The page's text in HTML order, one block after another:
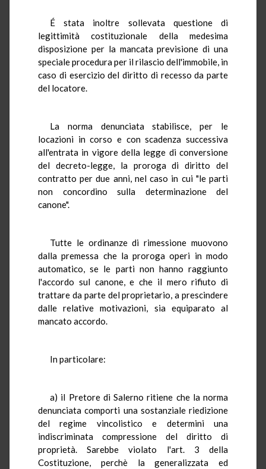
É stata inoltre sollevata questione di
legittimità costituzionale della medesima
disposizione per la mancata previsione di una
speciale procedura per il rilascio dell'immobile, in
caso di esercizio del diritto di recesso da parte
del locatore.
La norma denunciata stabilisce, per le
locazioni in corso e con scadenza successiva
all'entrata in vigore della legge di conversione
del decreto-legge, la proroga di diritto del
contratto per due anni, nel caso in cui "le parti
non concordino sulla determinazione del
canone".
Tutte le ordinanze di rimessione muovono
dalla premessa che la proroga operi in modo
automatico, se le parti non hanno raggiunto
l'accordo sul canone, e che il mero rifiuto di
trattare da parte del proprietario, a prescindere
dalle relative motivazioni, sia equiparato al
mancato accordo.
In particolare:
a) il Pretore di Salerno ritiene che la norma
denunciata comporti una sostanziale riedizione
del regime vincolistico e determini una
indiscriminata compressione del diritto di
proprietà. Sarebbe violato l'art. 3 della
Costituzione, perchè la generalizzata ed